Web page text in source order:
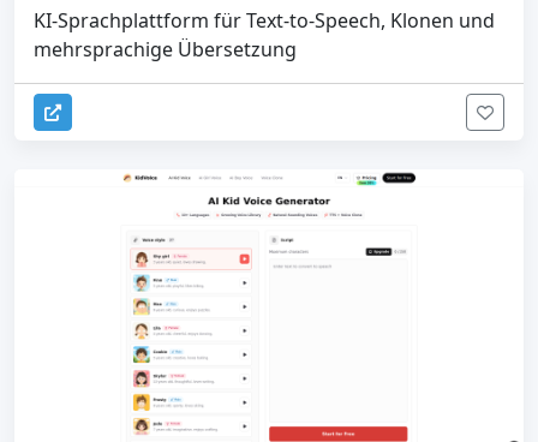
KI-Sprachplattform für Text-to-Speech, Klonen und
mehrsprachige Übersetzung